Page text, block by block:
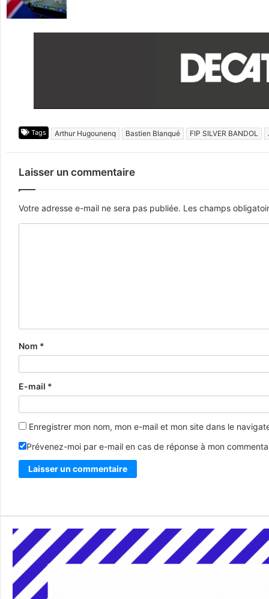
Tags Arthur Hugounenq Bastien Blanqué FIP SILVER BANDOL
Laisser un commentaire
Votre adresse e-mail ne sera pas publiée. Les champs
Nom *
E-mail *
Enregistrer mon nom, mon e-mail et mon site dans le
Prévenez-moi par e-mail en cas de réponse à mon